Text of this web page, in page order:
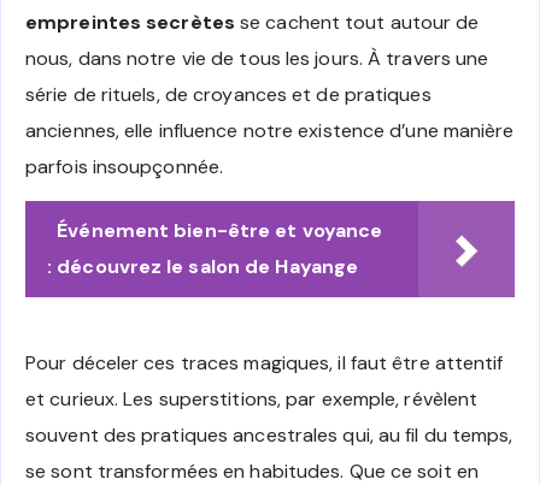
empreintes secrètes se cachent tout autour de
nous, dans notre vie de tous les jours. À travers une
série de rituels, de croyances et de pratiques
anciennes, elle influence notre existence d’une manière
parfois insoupçonnée.
Événement bien-être et voyance
: découvrez le salon de Hayange
Pour déceler ces traces magiques, il faut être attentif
et curieux. Les superstitions, par exemple, révèlent
souvent des pratiques ancestrales qui, au fil du temps,
se sont transformées en habitudes. Que ce soit en